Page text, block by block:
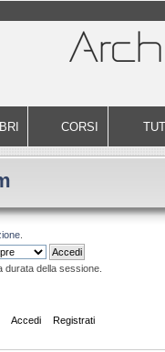
CORSI
.
durata della sessione.
Accedi Registrati